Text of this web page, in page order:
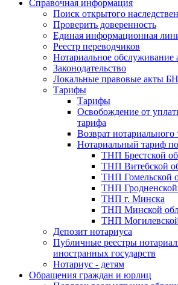
Справочная информация
Поиск открытого
Проверить доверенность
Единая информационная
Реестр переводчиков
Нотариальное обслуживание
Законодательство
Локальные правовые акты
Тарифы
Тарифы
Освобождение от
тарифа
Возврат нотариального
Нотариальный тариф
ТНП Брестской
ТНП Витебской
ТНП Гомельской
ТНП Гродненской
ТНП г. Минска
ТНП Минской
ТНП
Депозит нотариуса
Публичные реестры
иностранных государств
Нотариус - детям
Обращения граждан и юрлиц